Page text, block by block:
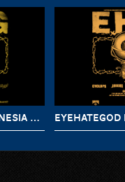
EYEHATEGOD INDONESIA TOUR 2019 YOGYAKARTA